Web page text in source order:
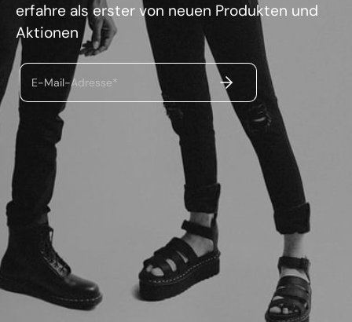
erfahre als erster von neuen Produkten und
Aktionen
E-Mail-Adresse* ABSENDEN